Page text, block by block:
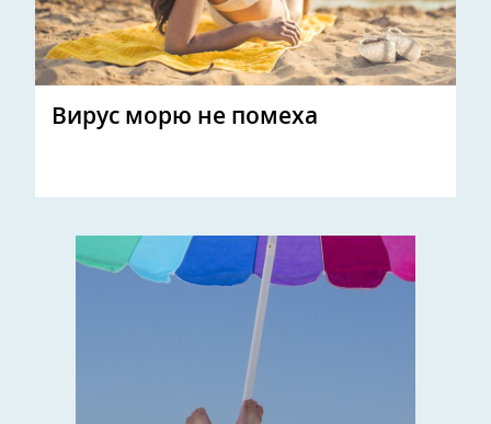
Вирус морю не помеха